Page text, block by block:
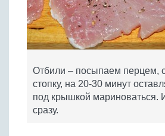
Отбили – посыпаем перцем,
стопку, на 20-30 минут
под крышкой мариноваться.
сразу.